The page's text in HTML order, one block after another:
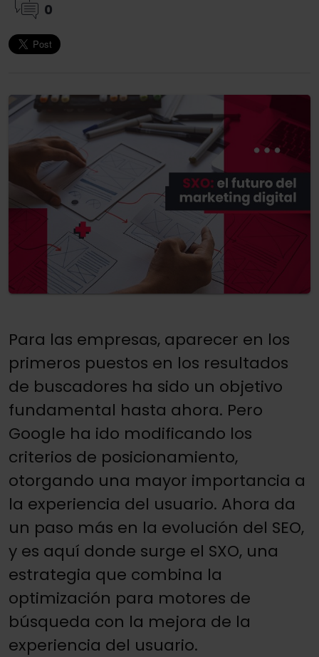
0
Para las empresas, aparecer en los
primeros puestos en los resultados
de buscadores ha sido un objetivo
fundamental hasta ahora. Pero
Google ha ido modificando los
criterios de posicionamiento,
otorgando una mayor importancia a
la experiencia del usuario. Ahora da
un paso más en la evolución del SEO,
y es aquí donde surge el SXO, una
estrategia que combina la
optimización para motores de
búsqueda con la mejora de la
experiencia del usuario.